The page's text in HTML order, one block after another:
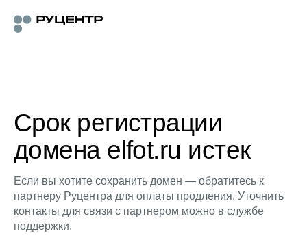
Срок регистрации
домена elfot.ru истек
Если вы хотите сохранить домен — обратитесь к
партнеру Руцентра для оплаты продления. Уточнить
контакты для связи с партнером можно в службе
поддержки.